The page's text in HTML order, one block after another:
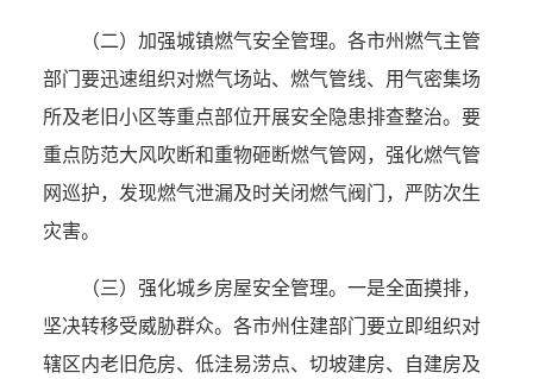
（二）加强城镇燃气安全管理。 各市州燃气主管
部门要迅速组织对燃气场站、燃气管线、用气密集场
所及老旧小区等重点部位开展安全隐患排查整治。要
重点防范大风吹断和重物砸断燃气管网，强化燃气管
网巡护，发现燃气泄漏及时关闭燃气阀门，严防次生
灾害。
（三）强化城乡房屋安全管理。 一是全面摸排，
坚决转移受威胁群众。 各市州住建部门要立即组织对
辖区内老旧危房、低洼易涝点、切坡建房、自建房及